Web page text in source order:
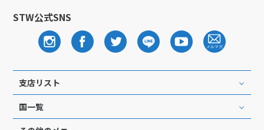
STW公式SNS
支店リスト
国一覧